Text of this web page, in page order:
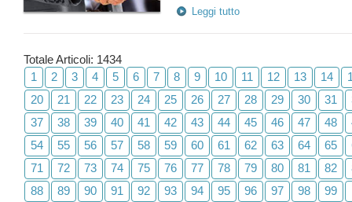
Leggi tutto
Totale Articoli: 1434
1
2 3 4 5 6 7 8 9 10 11 12 13 14
20
21 22 23 24 25 26 27 28 29 30 31
37
38 39 40 41 42 43 44 45 46 47 48
54
55 56 57 58 59 60 61 62 63 64 65
71
72 73 74 75 76 77 78 79 80 81 82
88
89 90 91 92 93 94 95 96 97 98 99